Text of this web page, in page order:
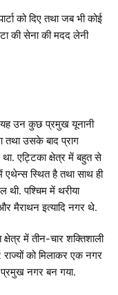
को दिए तथा जब भी कोई
की सेना की मदद लेनी
यह उन कुछ प्रमुख यूनानी
तथा उसके बाद प्राग
एट्टिका क्षेत्र में बहुत से
एथेन्स स्थित है तथा साथ ही
थी. पश्चिम में थरीया
मैराथन इत्यादि नगर थे.
में तीन-चार शक्तिशाली
को मिलाकर एक नगर
नगर बन गया.